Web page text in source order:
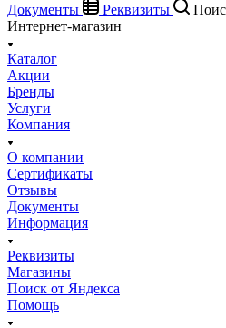
Документы
Реквизиты
Интернет-магазин
Каталог
Акции
Бренды
Услуги
Компания
О компании
Сертификаты
Отзывы
Документы
Информация
Реквизиты
Магазины
Поиск от Яндекса
Помощь